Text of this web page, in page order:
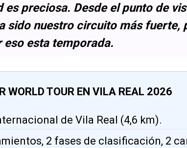
preciosa. Desde el punto de
sido nuestro circuito más fuerte,
esta temporada.
WORLD TOUR EN VILA REAL 2026
de Vila Real (4,6 km).
2 fases de clasificación, 2